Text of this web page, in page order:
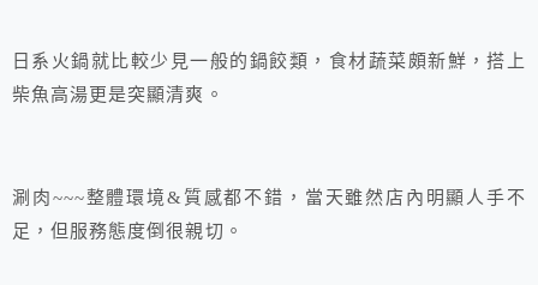
日系火鍋就比較少見一般的鍋餃類，食材蔬菜頗新鮮，搭上
柴魚高湯更是突顯清爽。
涮肉~~~整體環境&質感都不錯，當天雖然店內明顯人手不
足，但服務態度倒很親切。